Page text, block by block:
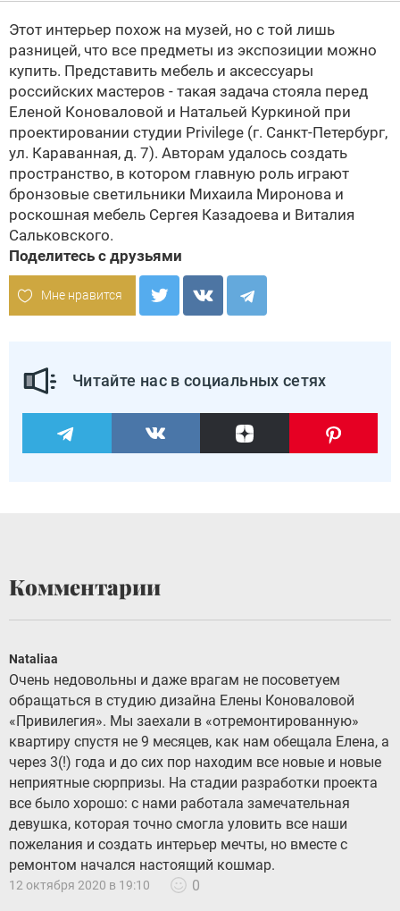
Этот интерьер похож на музей, но с той лишь
разницей, что все предметы из экспозиции можно
купить. Представить мебель и аксессуары
российских мастеров - такая задача стояла перед
Еленой Коноваловой и Натальей Куркиной при
проектировании студии Privilege (г. Санкт-Петербург,
ул. Караванная, д. 7). Авторам удалось создать
пространство, в котором главную роль играют
бронзовые светильники Михаила Миронова и
роскошная мебель Сергея Казадоева и Виталия
Сальковского.
Поделитесь с друзьями
Мне нравится
Читайте нас в социальных сетях
Комментарии
Nataliaa
Очень недовольны и даже врагам не посоветуем
обращаться в студию дизайна Елены Коноваловой
«Привилегия». Мы заехали в «отремонтированную»
квартиру спустя не 9 месяцев, как нам обещала Елена, а
через 3(!) года и до сих пор находим все новые и новые
неприятные сюрпризы. На стадии разработки проекта
все было хорошо: с нами работала замечательная
девушка, которая точно смогла уловить все наши
пожелания и создать интерьер мечты, но вместе с
ремонтом начался настоящий кошмар.
12 октября 2020 в 19:10 0